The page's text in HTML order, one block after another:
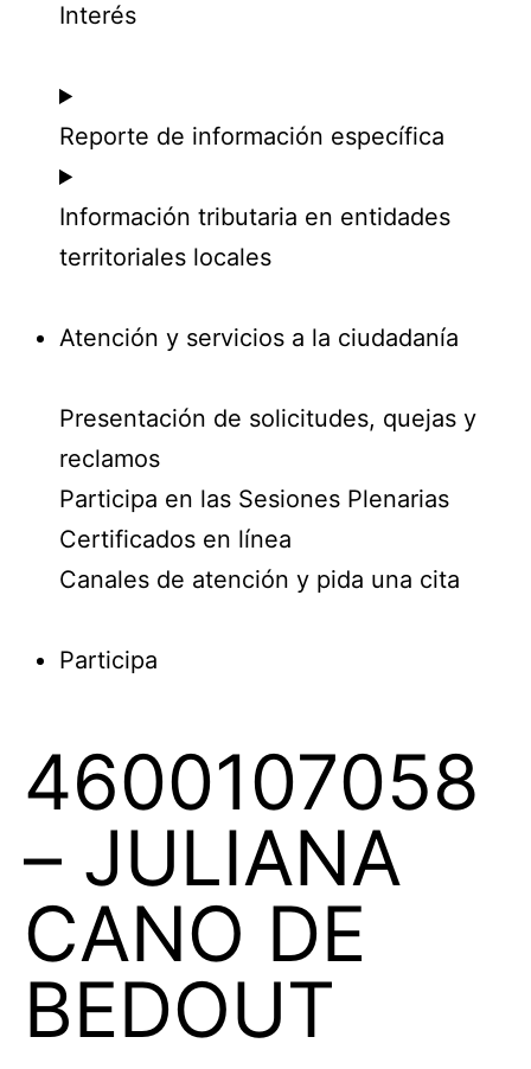
Interés
Reporte de información específica
Información tributaria en entidades
territoriales locales
Atención y servicios a la ciudadanía
Presentación de solicitudes, quejas y
reclamos
Participa en las Sesiones Plenarias
Certificados en línea
Canales de atención y pida una cita
Participa
4600107058
– JULIANA
CANO DE
BEDOUT